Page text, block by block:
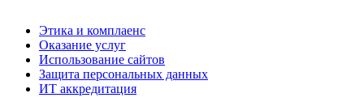
Этика и комплаенс
Оказание услуг
Использование сайтов
Защита персональных данных
ИТ аккредитация